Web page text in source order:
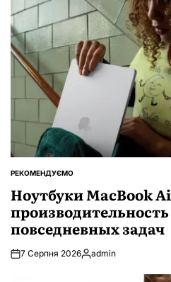
ОПУБЛІКУВАТИ
РЕКОМЕНДУЄМО
Ноутбуки MacBook
повседневных задач
7 Серпня 2026Опубліковано
admin